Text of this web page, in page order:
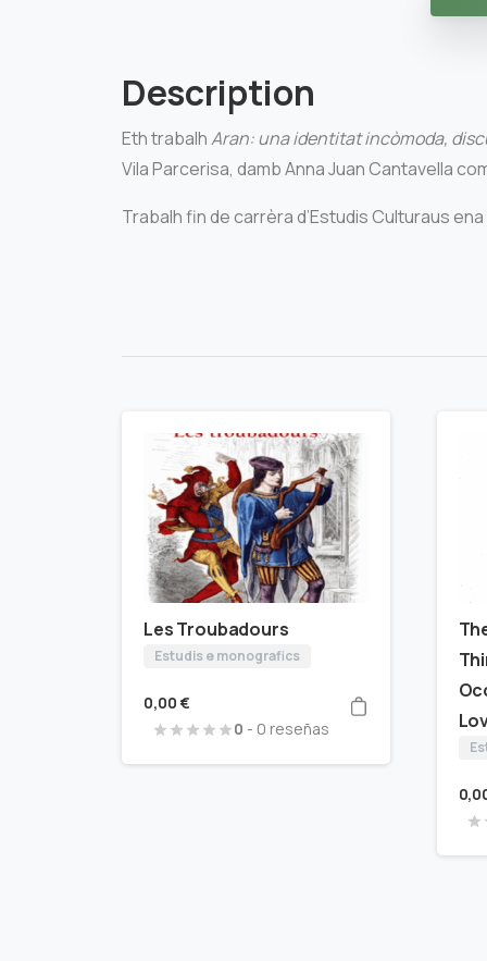
Description
Eth trabalhAran: una identitat incòmoda,
Vila Parcerisa, damb Anna Juan Cantavella
Trabalh fin de carrèra d’Estudis Culturaus
Les Troubadours
Estudis e monografics
0,00 €
0 - 0 reseñas